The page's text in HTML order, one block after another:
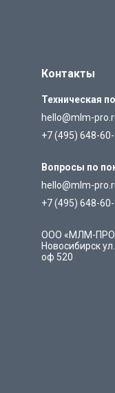
Контакты
Техническая
hello@mlm-
+7 (495) 648-
Вопросы по
hello@mlm-
+7 (495) 648-
ООО «МЛМ-
Новосибирск
оф 520